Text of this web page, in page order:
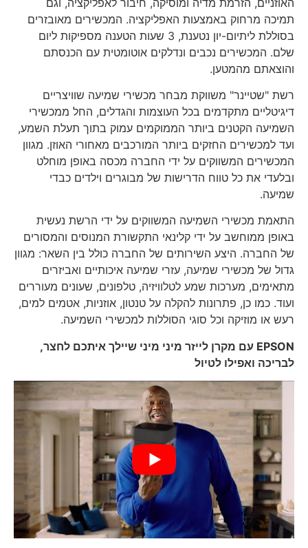
תמיכה מרחוק באמצעות האפליקציה. המכשירים מאובזרים
בסוללת ליתיום-יון נטענת, 3 שעות הטענה מספיקות ליום
שלם. המכשירים נכבים ונדלקים אוטומטית עם הכנסתם
והוצאתם מהמטען.
רשת "שטיינר" משווקת מבחר מכשירי שמיעה שוויצריים
דיגיטליים מתקדמים בכל העוצמות והגדלים, החל ממכשירי
השמיעה הקטנים ביותר הממוקמים עמוק בתוך תעלת השמע,
ועד למכשירים החזקים ביותר המורכבים מאחורי האוזן. מגוון
המכשירים המשווקים על ידי החברה מכסה באופן מוחלט
ובלעדי את כל טווח הדרישות של מבוגרים וילדים כבדי
שמיעה.
התאמת מכשירי השמיעה המשווקים על ידי הרשת נעשית
באופן ממוחשב על ידי קלינאי התקשורת המנוסים והמסורים
של החברה. היצע השירותים של החברה כולל בין השאר: מגוון
גדול של מכשירי שמיעה, עזרי שמיעה איכותיים ואביזרים
מתאימים, מערכות שמע לטלוויזיה, טלפונים, שעונים מעוררים
ועוד. כמו כן, פתרונות להקלה על טנטון, אוזניות, אטמים למים,
רעש או מוזיקה וכל סוגי הסוללות למכשירי השמיעה.
EPSONעם מקרן לייזר מיני מיני שיילך איתכם לחצר,
לבריכה ואפילו לטיול